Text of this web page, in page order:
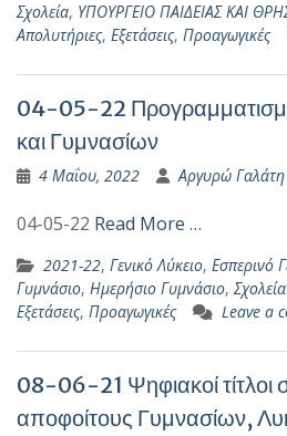
Σχολεία, ΥΠΟΥΡΓΕΙΟ ΠΑΙΔΕΙΑΣ ΚΑΙ
Απολυτήριες, Εξετάσεις, Προαγωγικές
04-05-22
και Γυμνασίων
4 Μαΐου, 2022 Αργυρώ Γαλάτη
04-05-22 Read More …
2021-22, Γενικό Λύκειο, Εσπερινό
Γυμνάσιο, Ημερήσιο Γυμνάσιο,Σχολεία
Εξετάσεις, Προαγωγικές Leave a
08-06-21 Ψηφιακοί τίτλοι
αποφοίτους Γυμνασίων,